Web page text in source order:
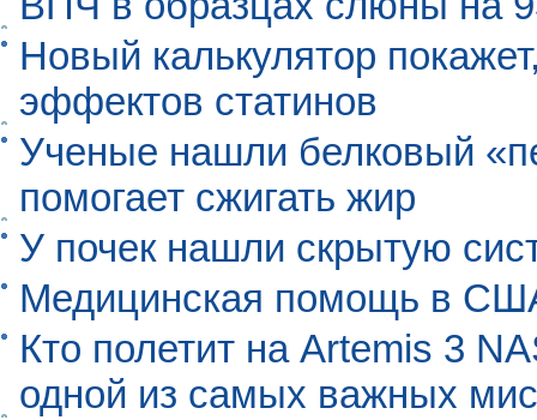
Новый калькулятор
эффектов статинов
Ученые нашли белковый
помогает сжигать жир
У почек нашли скрытую
Медицинская помощь в
Кто полетит на Artemis 3
одной из самых важных